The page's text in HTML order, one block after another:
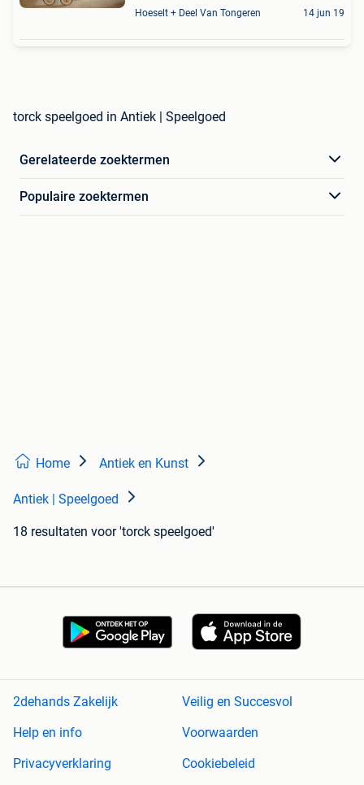
Hoeselt + Deel Van Tongeren 14 jun 19
torck speelgoed in Antiek | Speelgoed
Gerelateerde zoektermen
Populaire zoektermen
Home Antiek en Kunst
Antiek | Speelgoed
18 resultaten voor 'torck speelgoed'
2dehands Zakelijk
Veilig en Succesvol
Help en info
Voorwaarden
Privacyverklaring
Cookiebeleid